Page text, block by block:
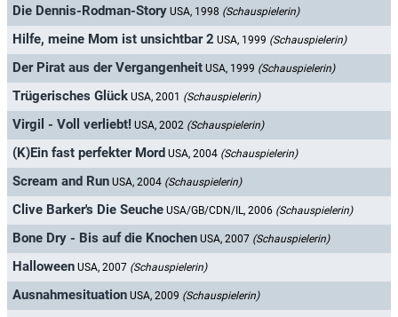
Die Dennis-Rodman-Story USA, 1998 (Schauspielerin)
Hilfe, meine Mom ist unsichtbar 2 USA, 1999 (Schauspielerin)
Der Pirat aus der Vergangenheit USA, 1999 (Schauspielerin)
Trügerisches Glück USA, 2001 (Schauspielerin)
Virgil - Voll verliebt! USA, 2002 (Schauspielerin)
(K)Ein fast perfekter Mord USA, 2004 (Schauspielerin)
Scream and Run USA, 2004 (Schauspielerin)
Clive Barker's Die Seuche USA/GB/CDN/IL, 2006 (Schauspielerin)
Bone Dry - Bis auf die Knochen USA, 2007 (Schauspielerin)
Halloween USA, 2007 (Schauspielerin)
Ausnahmesituation USA, 2009 (Schauspielerin)